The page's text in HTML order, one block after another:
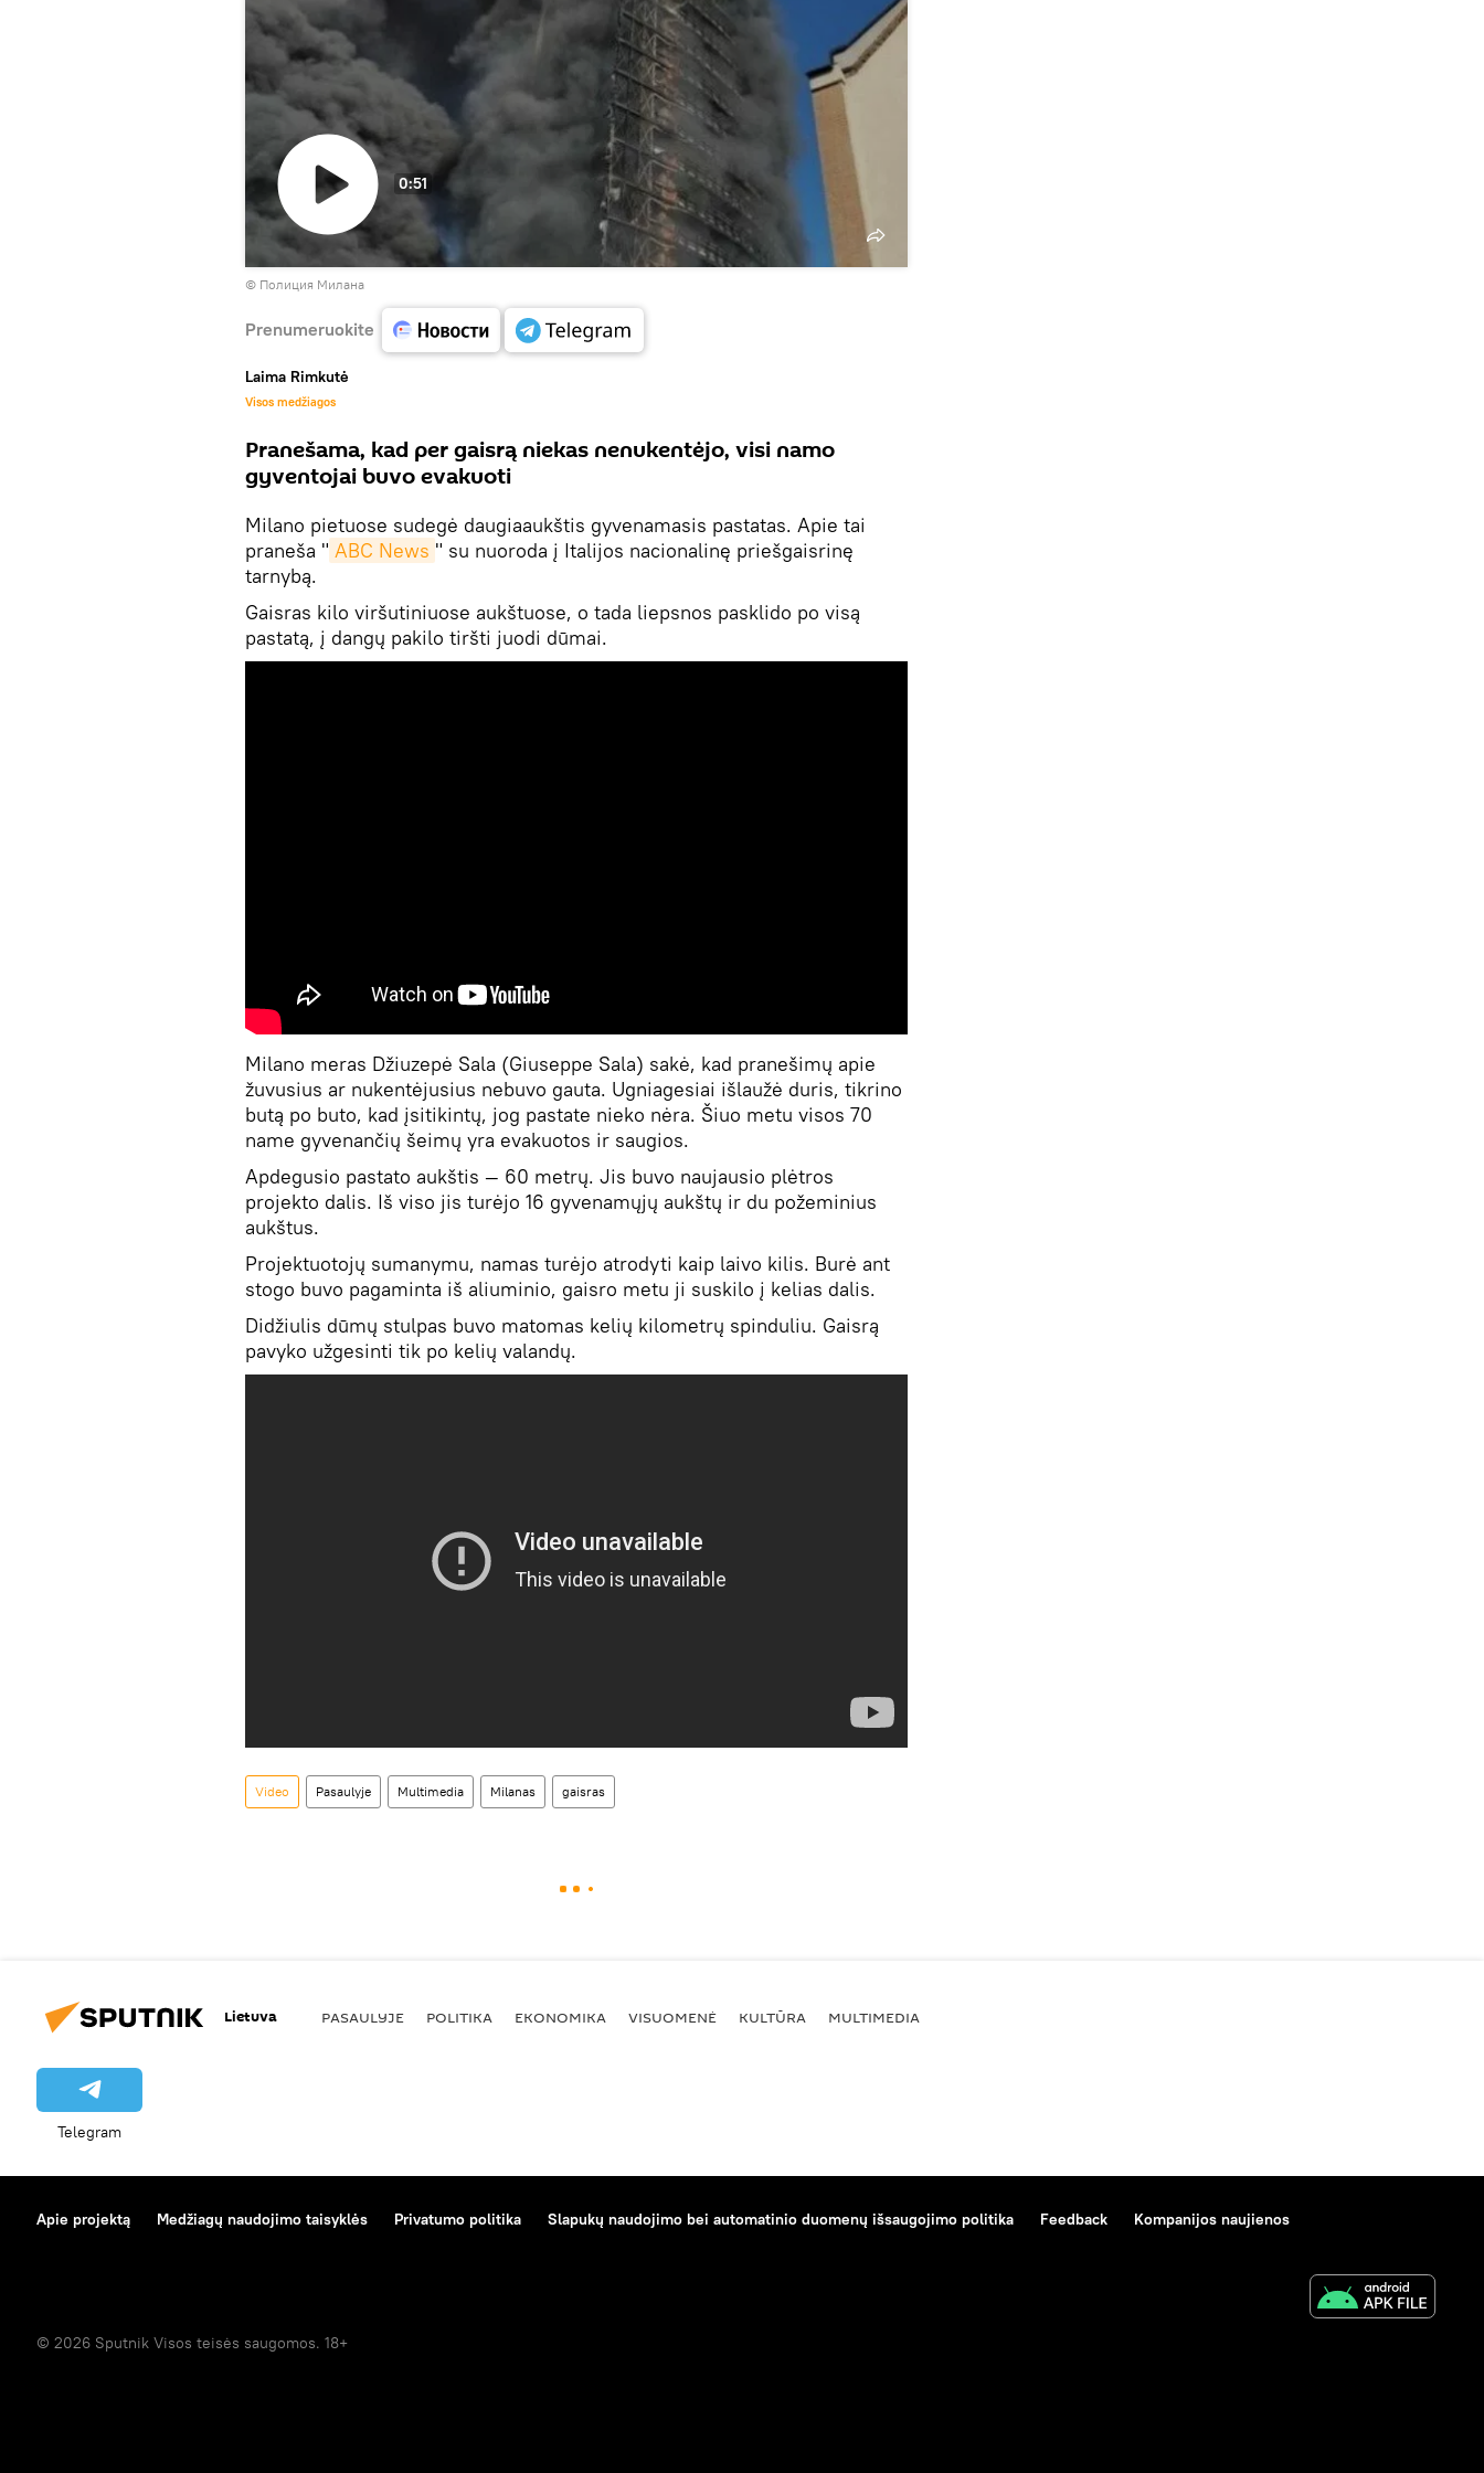
Paleisti
vaizdo
įrašą
0:51
© Полиция Милана
Prenumeruokite
Laima Rimkutė
Visos medžiagos
Pranešama, kad per gaisrą niekas nenukentėjo, visi namo
gyventojai buvo evakuoti
Milano pietuose sudegė daugiaaukštis gyvenamasis pastatas. Apie tai
praneša " ABC News " su nuoroda į Italijos nacionalinę priešgaisrinę
tarnybą.
Gaisras kilo viršutiniuose aukštuose, o tada liepsnos pasklido po visą
pastatą, į dangų pakilo tiršti juodi dūmai.
Milano meras Džiuzepė Sala (Giuseppe Sala) sakė, kad pranešimų apie
žuvusius ar nukentėjusius nebuvo gauta. Ugniagesiai išlaužė duris, tikrino
butą po buto, kad įsitikintų, jog pastate nieko nėra. Šiuo metu visos 70
name gyvenančių šeimų yra evakuotos ir saugios.
Apdegusio pastato aukštis — 60 metrų. Jis buvo naujausio plėtros
projekto dalis. Iš viso jis turėjo 16 gyvenamųjų aukštų ir du požeminius
aukštus.
Projektuotojų sumanymu, namas turėjo atrodyti kaip laivo kilis. Burė ant
stogo buvo pagaminta iš aliuminio, gaisro metu ji suskilo į kelias dalis.
Didžiulis dūmų stulpas buvo matomas kelių kilometrų spinduliu. Gaisrą
pavyko užgesinti tik po kelių valandų.
Video Pasaulyje Multimedia Milanas gaisras
Lietuva PASAULYJE POLITIKA EKONOMIKA VISUOMENĖ KULTŪRA MULTIMEDIA
Telegram
Apie projektą Medžiagų naudojimo taisyklės Privatumo politika Slapukų naudojimo bei automatinio duomenų išsaugojimo politika Feedback Kompanijos naujienos
© 2026 Sputnik Visos teisės saugomos. 18+